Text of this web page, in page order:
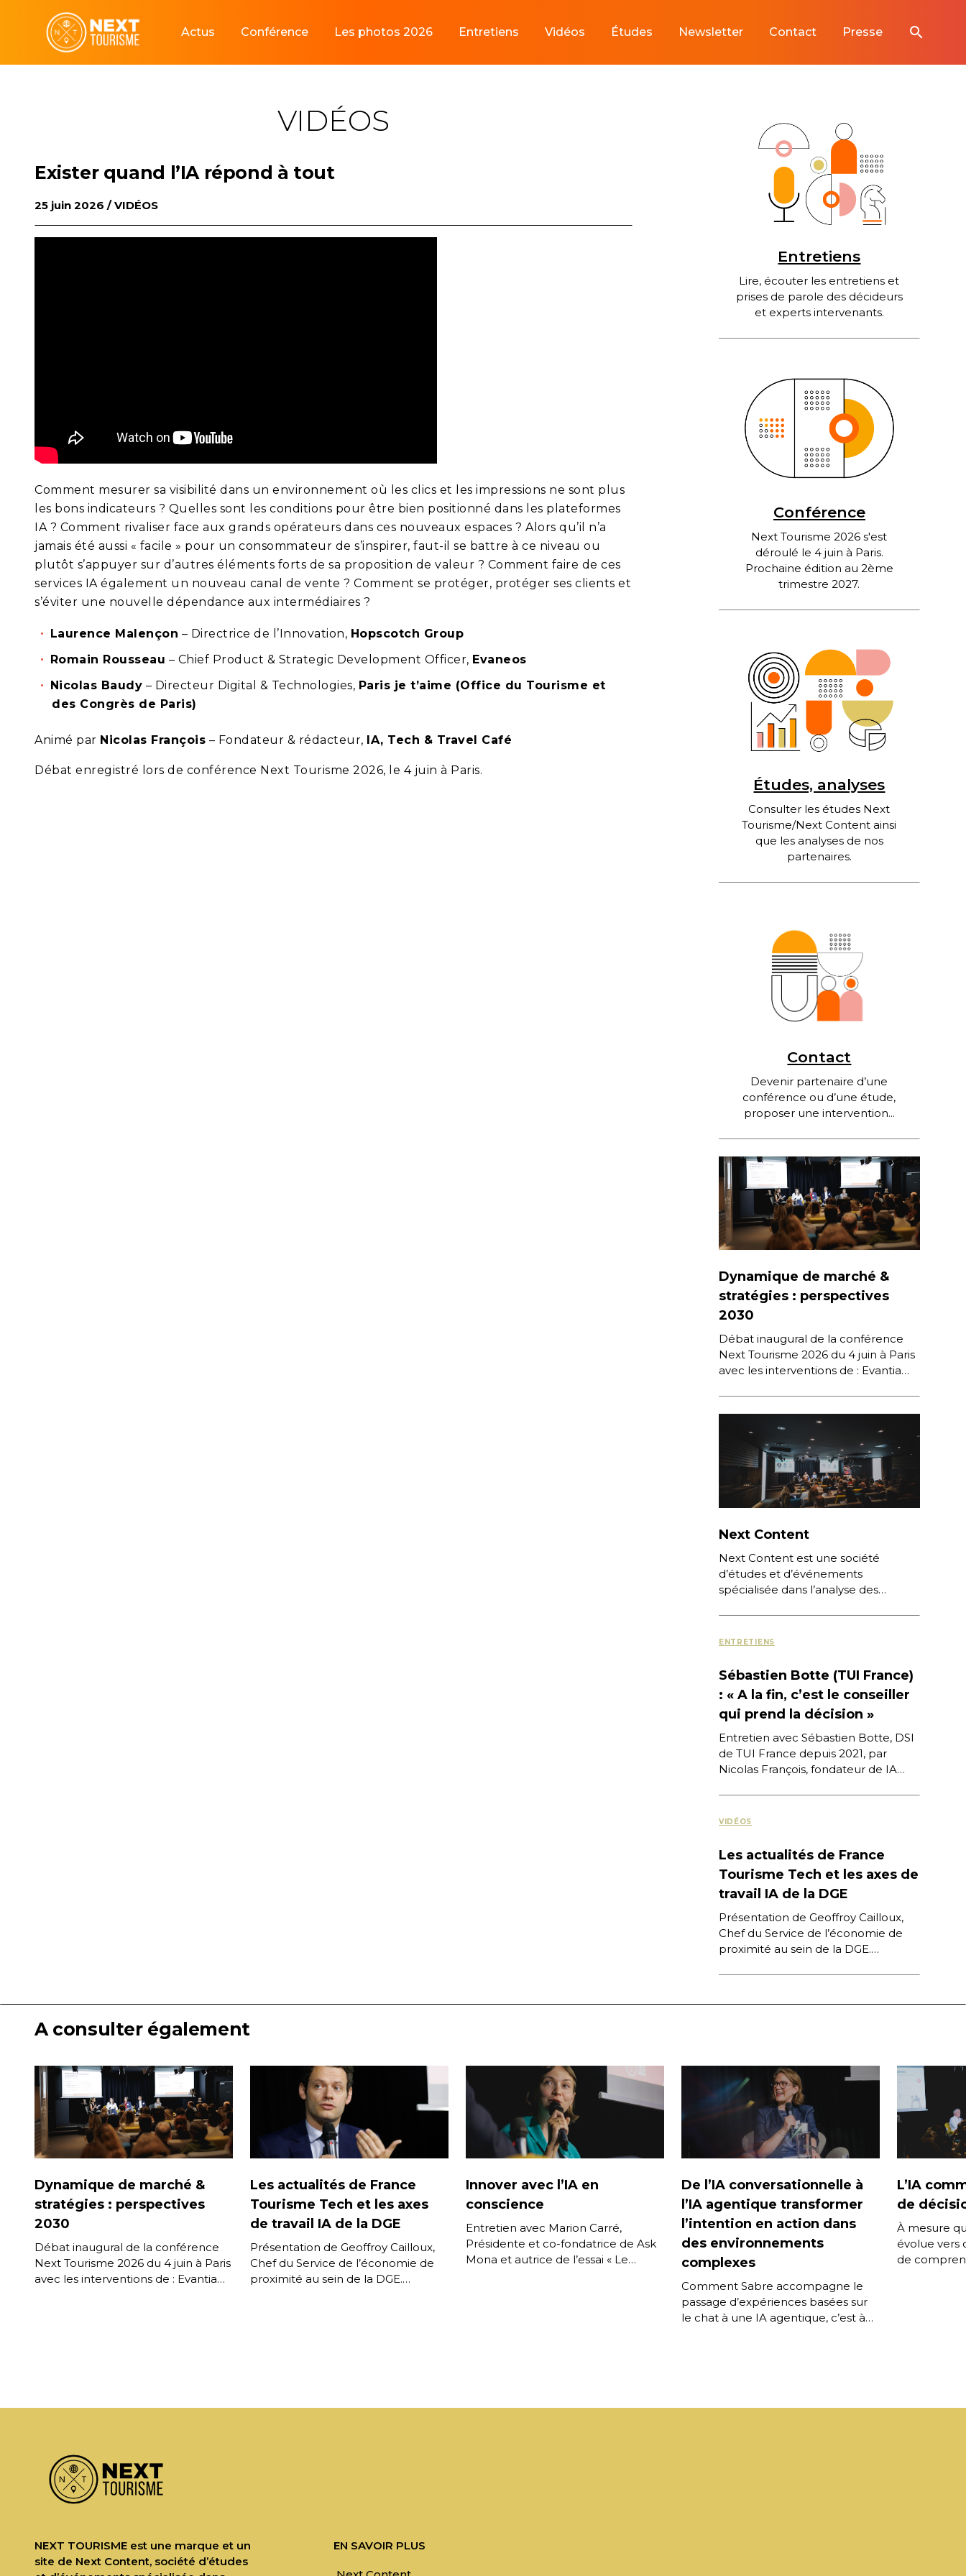
Actus Conférence Les photos 2026 Entretiens Vidéos Études Newsletter Contact Presse search
VIDÉOS
Exister quand l’IA répond à tout
25 juin 2026 /VIDÉOS
Comment mesurer sa visibilité dans un environnement où les clics et les impressions ne sont plus
les bons indicateurs ? Quelles sont les conditions pour être bien positionné dans les plateformes
IA ? Comment rivaliser face aux grands opérateurs dans ces nouveaux espaces ? Alors qu’il n’a
jamais été aussi « facile » pour un consommateur de s’inspirer, faut-il se battre à ce niveau ou
plutôt s’appuyer sur d’autres éléments forts de sa proposition de valeur ? Comment faire de ces
services IA également un nouveau canal de vente ? Comment se protéger, protéger ses clients et
s’éviter une nouvelle dépendance aux intermédiaires ?
Laurence Malençon – Directrice de l’Innovation, Hopscotch Group
Romain Rousseau – Chief Product & Strategic Development Officer, Evaneos
Nicolas Baudy – Directeur Digital & Technologies, Paris je t’aime (Office du Tourisme et
des Congrès de Paris)
Animé par Nicolas François – Fondateur & rédacteur, IA, Tech & Travel Café
Débat enregistré lors de conférence Next Tourisme 2026, le 4 juin à Paris.
Entretiens
Lire, écouter les entretiens et
prises de parole des décideurs
et experts intervenants.
Conférence
Next Tourisme 2026 s'est
déroulé le 4 juin à Paris.
Prochaine édition au 2ème
trimestre 2027.
Études, analyses
Consulter les études Next
Tourisme/Next Content ainsi
que les analyses de nos
partenaires.
Contact
Devenir partenaire d’une
conférence ou d’une étude,
proposer une intervention...
Dynamique de marché &
stratégies : perspectives
2030
Débat inaugural de la conférence
Next Tourisme 2026 du 4 juin à Paris
avec les interventions de : Evantia
Next Content
Next Content est une société
d’études et d’événements
spécialisée dans l’analyse des
numériques et des stratégies
ENTRETIENS
Sébastien Botte (TUI France)
: « A la fin, c’est le conseiller
qui prend la décision »
Entretien avec Sébastien Botte, DSI
de TUI France depuis 2021, par
Nicolas François, fondateur de IA
[…]
VIDÉOS
Les actualités de France
Tourisme Tech et les axes de
travail IA de la DGE
Présentation de Geoffroy Cailloux,
Chef du Service de l’économie de
proximité au sein de la DGE.
A consulter également
Dynamique de marché &
stratégies : perspectives
2030
Débat inaugural de la conférence
Next Tourisme 2026 du 4 juin à Paris
avec les interventions de : Evantia
Les actualités de France
Tourisme Tech et les axes
de travail IA de la DGE
Présentation de Geoffroy Cailloux,
Chef du Service de l’économie de
proximité au sein de la DGE.
Innover avec l’IA en
conscience
Entretien avec Marion Carré,
Présidente et co-fondatrice de Ask
Mona et autrice de l’essai « Le
De l’IA conversationnelle à
l’IA agentique transformer
l’intention en action dans
des environnements
complexes
Comment Sabre accompagne le
passage d’expériences basées sur
le chat à une IA agentique, c’est à
L’IA
de
À mesure
évolue vers
de
NEXT TOURISME est une marque et un
site de Next Content, société d’études
EN SAVOIR PLUS